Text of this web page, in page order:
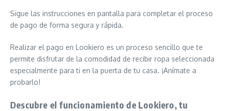
Sigue las instrucciones en pantalla para completar el proceso
de pago de forma segura y rápida.
Realizar el pago en Lookiero es un proceso sencillo que te
permite disfrutar de la comodidad de recibir ropa seleccionada
especialmente para ti en la puerta de tu casa. ¡Anímate a
probarlo!
Descubre el funcionamiento de Lookiero, tu